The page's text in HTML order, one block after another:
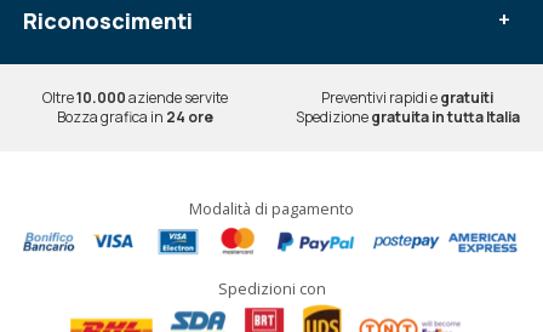
Riconoscimenti +
Oltre10.000aziende servite Preventivi rapidi egratuiti
Bozza grafica in 24 ore Spedizionegratuita in tutta Italia
Modalità di pagamento
Spedizioni con